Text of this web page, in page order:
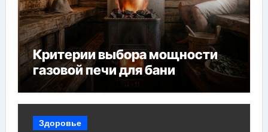
Критерии выбора мощности
газовой печи для бани
Здоровье